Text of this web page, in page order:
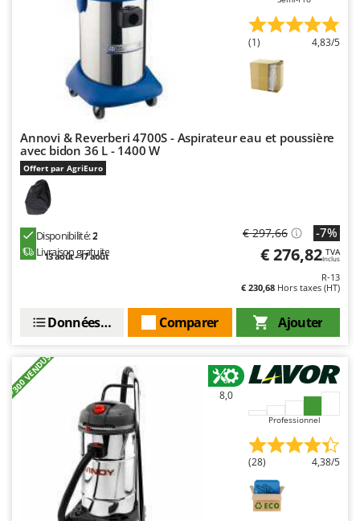
(1) 4,83/5
Annovi & Reverberi 4700S - Aspirateur eau et poussière
avec bidon 36 L - 1400 W
Offert par AgriEuro
Disponibilité:2
Livraison gratuite
13 août - 17 août
€ 297,66 -7%
€ 276,82 TVA
Inclus
R-13
€ 230,68 Hors taxes (HT)
Ajouter
Comparer
Données techniques
+300 VENDUS 8,0
Professionnel
(28) 4,38/5